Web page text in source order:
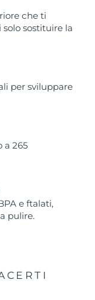
che ti
sostituire la
per sviluppare
a 265
e ftalati,
pulire.